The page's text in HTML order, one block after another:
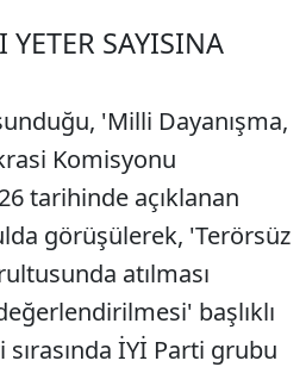
SAYISINA
'Milli Dayanışma,
Komisyonu
tarihinde açıklanan
görüşülerek, 'Terörsüz
atılması
başlıklı
İYİ Parti grubu